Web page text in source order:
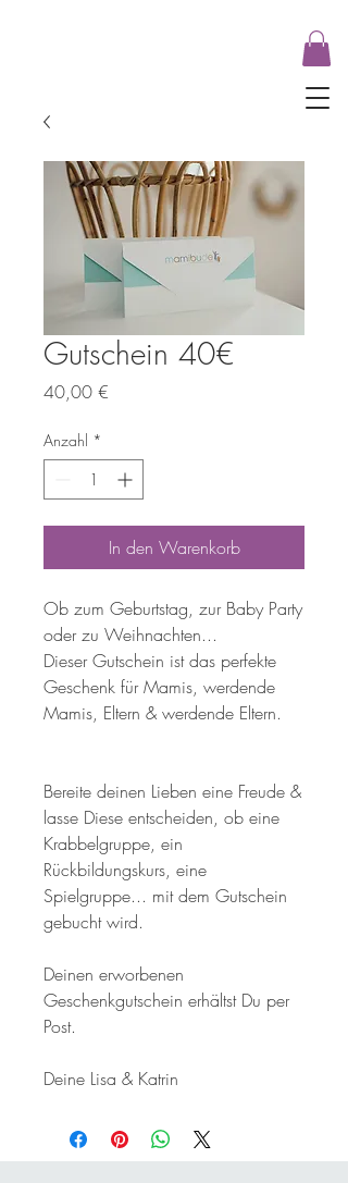
Gutschein 40€
40,00 €
Anzahl *
In den Warenkorb
Ob zum Geburtstag, zur Baby Party
oder zu Weihnachten...
Dieser Gutschein ist das perfekte
Geschenk für Mamis, werdende
Mamis, Eltern & werdende Eltern.
Bereite deinen Lieben eine Freude &
lasse Diese entscheiden, ob eine
Krabbelgruppe, ein
Rückbildungskurs, eine
Spielgruppe... mit dem Gutschein
gebucht wird.
Deinen erworbenen
Geschenkgutschein erhältst Du per
Post.
Deine Lisa & Katrin